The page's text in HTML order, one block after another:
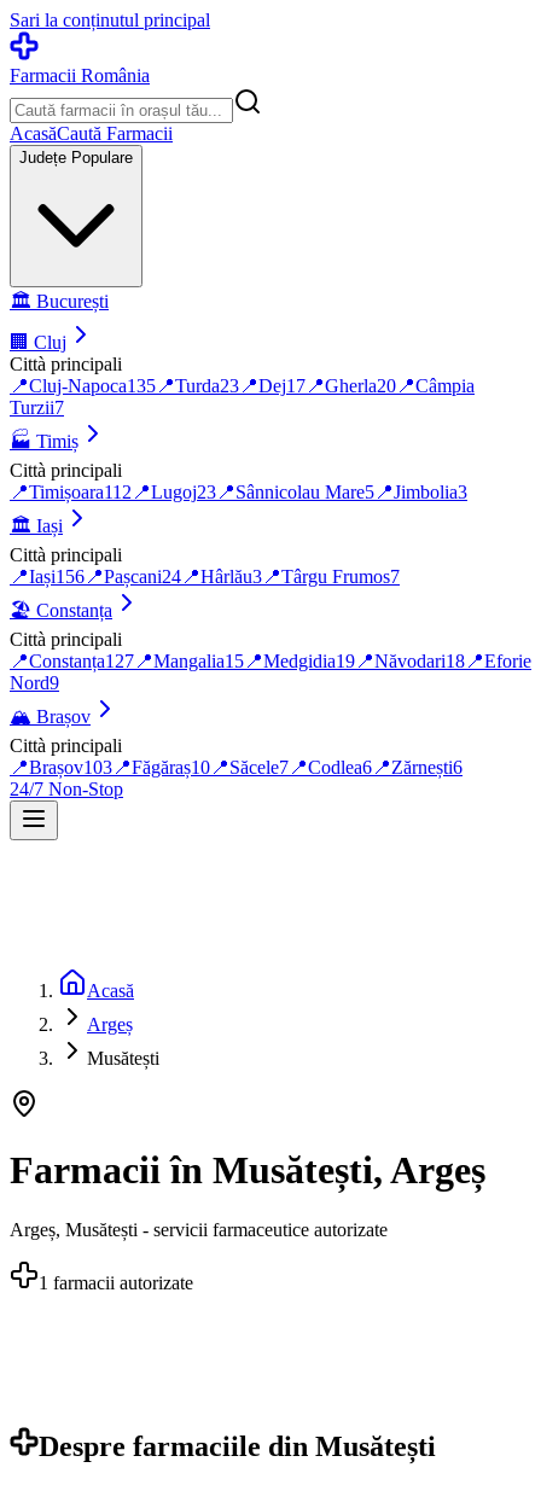
Sari la conținutul principal
Farmacii România
AcasăCaută Farmacii
Județe Populare
🏛️ București
🏢 Cluj
Città principali
📍Cluj-Napoca135 📍Turda23 📍Dej17 📍Gherla20 📍Câmpia
Turzii7
🏭 Timiș
Città principali
📍Timișoara112 📍Lugoj23 📍Sânnicolau Mare5 📍Jimbolia3
🏛️ Iași
Città principali
📍Iași156 📍Pașcani24 📍Hârlău3 📍Târgu Frumos7
🏖️ Constanța
Città principali
📍Constanța127 📍Mangalia15 📍Medgidia19 📍Năvodari18 📍Eforie
Nord9
🏔️ Brașov
Città principali
📍Brașov103 📍Făgăraș10 📍Săcele7 📍Codlea6 📍Zărnești6
24/7 Non-Stop
Acasă
Argeș
Musătești
Farmacii în Musătești, Argeș
Argeș, Musătești - servicii farmaceutice autorizate
1 farmacii autorizate
Despre farmaciile din Musătești